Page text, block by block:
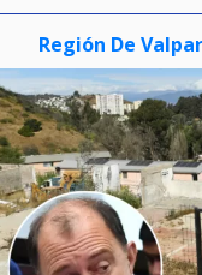
Región De